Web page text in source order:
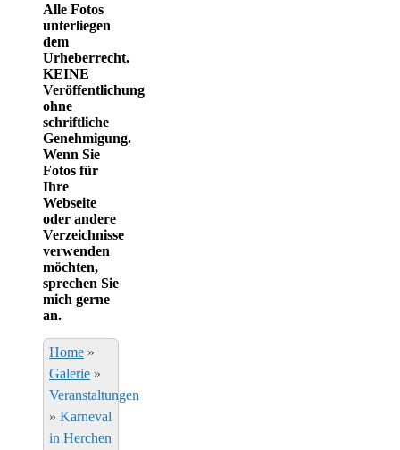
Alle Fotos
unterliegen
dem
Urheberrecht.
KEINE
Veröffentlichung
ohne
schriftliche
Genehmigung.
Wenn Sie
Fotos für
Ihre
Webseite
oder andere
Verzeichnisse
verwenden
möchten,
sprechen Sie
mich gerne
an.
Home »
Galerie »
Veranstaltungen
» Karneval
in Herchen